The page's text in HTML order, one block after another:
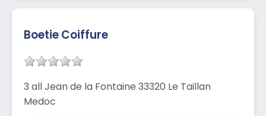
Boetie Coiffure
3 all Jean de la Fontaine 33320 Le Taillan
Medoc